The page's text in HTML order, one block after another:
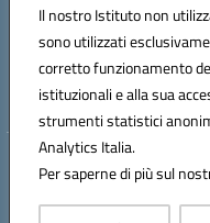
Il nostro Istituto non
sono utilizzati
corretto funzionamento
istituzionali e alla sua
strumenti statistici
Analytics Italia.
Per saperne di più sul
Codice fiscale: 84002700650
Codice meccanografico:
Codice Indice delle Pubbliche
Codice unico di fatturazione
Hosting &
Concept &